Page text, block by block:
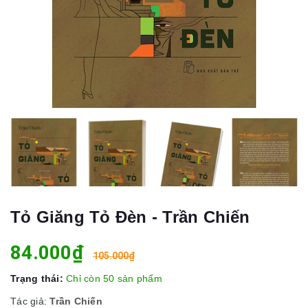
Tỏ Giăng Tỏ Đèn - Trần Chiến
84.000₫ 105.000₫
Trạng thái: Chỉ còn 50 sản phẩm
Tác giả:Trần Chiến